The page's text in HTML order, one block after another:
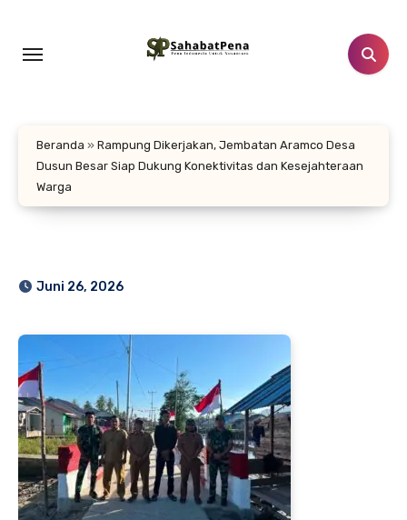
konten
Beranda » Rampung Dikerjakan, Jembatan Aramco Desa
Dusun Besar Siap Dukung Konektivitas dan Kesejahteraan
Warga
Juni 26, 2026